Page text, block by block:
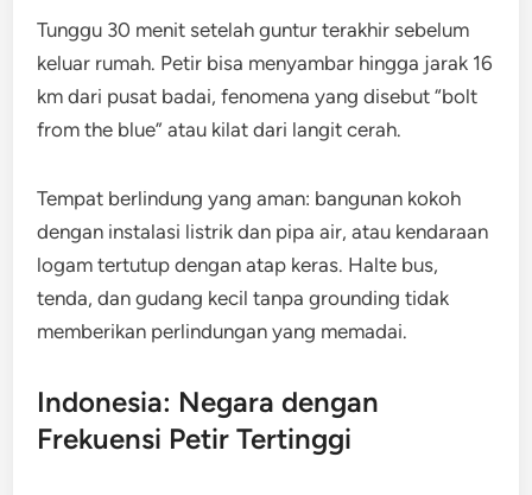
Tunggu 30 menit setelah guntur terakhir sebelum
keluar rumah. Petir bisa menyambar hingga jarak 16
km dari pusat badai, fenomena yang disebut “bolt
from the blue” atau kilat dari langit cerah.
Tempat berlindung yang aman: bangunan kokoh
dengan instalasi listrik dan pipa air, atau kendaraan
logam tertutup dengan atap keras. Halte bus,
tenda, dan gudang kecil tanpa grounding tidak
memberikan perlindungan yang memadai.
Indonesia: Negara dengan
Frekuensi Petir Tertinggi